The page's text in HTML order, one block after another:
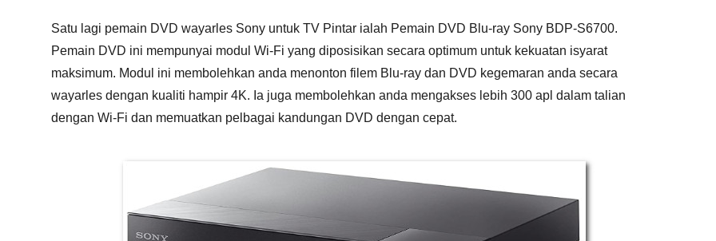
Satu lagi pemain DVD wayarles Sony untuk TV Pintar ialah Pemain DVD Blu-ray Sony BDP-S6700.
Pemain DVD ini mempunyai modul Wi-Fi yang diposisikan secara optimum untuk kekuatan isyarat
maksimum. Modul ini membolehkan anda menonton filem Blu-ray dan DVD kegemaran anda secara
wayarles dengan kualiti hampir 4K. Ia juga membolehkan anda mengakses lebih 300 apl dalam talian
dengan Wi-Fi dan memuatkan pelbagai kandungan DVD dengan cepat.